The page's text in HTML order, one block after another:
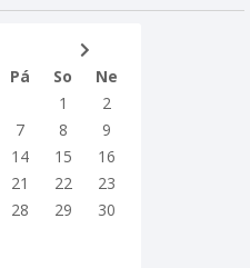
Pá So
Ne
1
2
7 8
9
14 15
16
21 22
23
28 29 30